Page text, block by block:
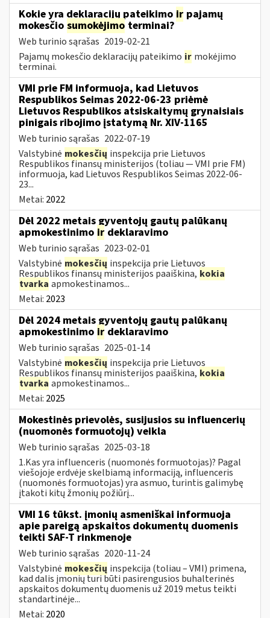
Kokie yra deklaracijų pateikimo ir pajamų
mokesčio sumokėjimo terminai?
Web turinio sąrašas 2019-02-21
Pajamų mokesčio deklaracijų pateikimo ir mokėjimo
terminai.
VMI prie FM informuoja, kad Lietuvos
Respublikos Seimas 2022-06-23 priėmė
Lietuvos Respublikos atsiskaitymų grynaisiais
pinigais ribojimo įstatymą Nr. XIV-1165
Web turinio sąrašas 2022-07-19
Valstybinė mokesčių inspekcija prie Lietuvos
Respublikos finansų ministerijos (toliau — VMI prie FM)
informuoja, kad Lietuvos Respublikos Seimas 2022-06-
23...
Metai: 2022
Dėl 2022 metais gyventojų gautų palūkanų
apmokestinimo ir deklaravimo
Web turinio sąrašas 2023-02-01
Valstybinė mokesčių inspekcija prie Lietuvos
Respublikos finansų ministerijos paaiškina, kokia
tvarka apmokestinamos...
Metai: 2023
Dėl 2024 metais gyventojų gautų palūkanų
apmokestinimo ir deklaravimo
Web turinio sąrašas 2025-01-14
Valstybinė mokesčių inspekcija prie Lietuvos
Respublikos finansų ministerijos paaiškina, kokia
tvarka apmokestinamos...
Metai: 2025
Mokestinės prievolės, susijusios su influencerių
(nuomonės formuotojų) veikla
Web turinio sąrašas 2025-03-18
1.Kas yra influenceris (nuomonės formuotojas)? Pagal
viešojoje erdvėje skelbiamą informaciją, influenceris
(nuomonės formuotojas) yra asmuo, turintis galimybę
įtakoti kitų žmonių požiūrį...
VMI 16 tūkst. įmonių asmeniškai informuoja
apie pareigą apskaitos dokumentų duomenis
teikti SAF-T rinkmenoje
Web turinio sąrašas 2020-11-24
Valstybinė mokesčių inspekcija (toliau – VMI) primena,
kad dalis įmonių turi būti pasirengusios buhalterinės
apskaitos dokumentų duomenis už 2019 metus teikti
standartinėje...
Metai: 2020